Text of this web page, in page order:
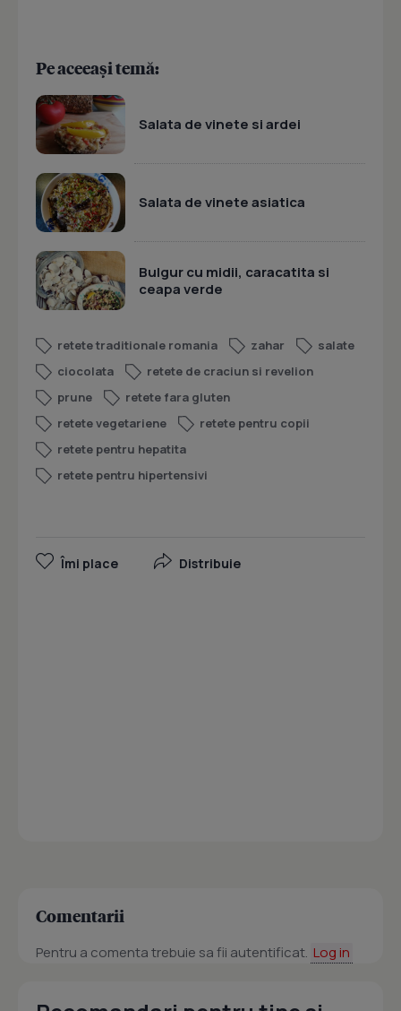
Pe aceeași temă:
Salata de vinete si ardei
Salata de vinete asiatica
Bulgur cu midii, caracatita si
ceapa verde
retete traditionale romania zahar
salate
ciocolata
retete de craciun si revelion
prune
retete fara gluten
retete vegetariene
retete pentru copii
retete pentru hepatita
retete pentru hipertensivi
Îmi place Distribuie
Comentarii
Pentru a comenta trebuie sa fii autentificat. Log in